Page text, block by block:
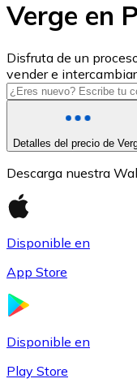
USD Coin
USDC
Verge en
Disfruta de un
vender e
Detalles del precio de
Descarga nuestra
Disponible en
App Store
Disponible en
Play Store